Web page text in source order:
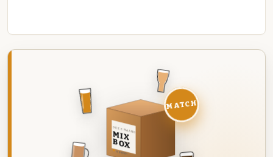
DEZE MAAND
MIX
BOX
8 BIEREN
MATCH